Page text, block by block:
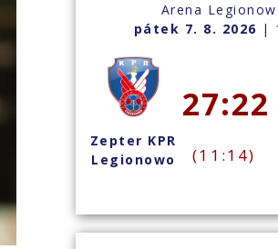
Arena
pátek 7. 8. 2026 |
Zepter KPR
Legionowo
27:22
(11:14)